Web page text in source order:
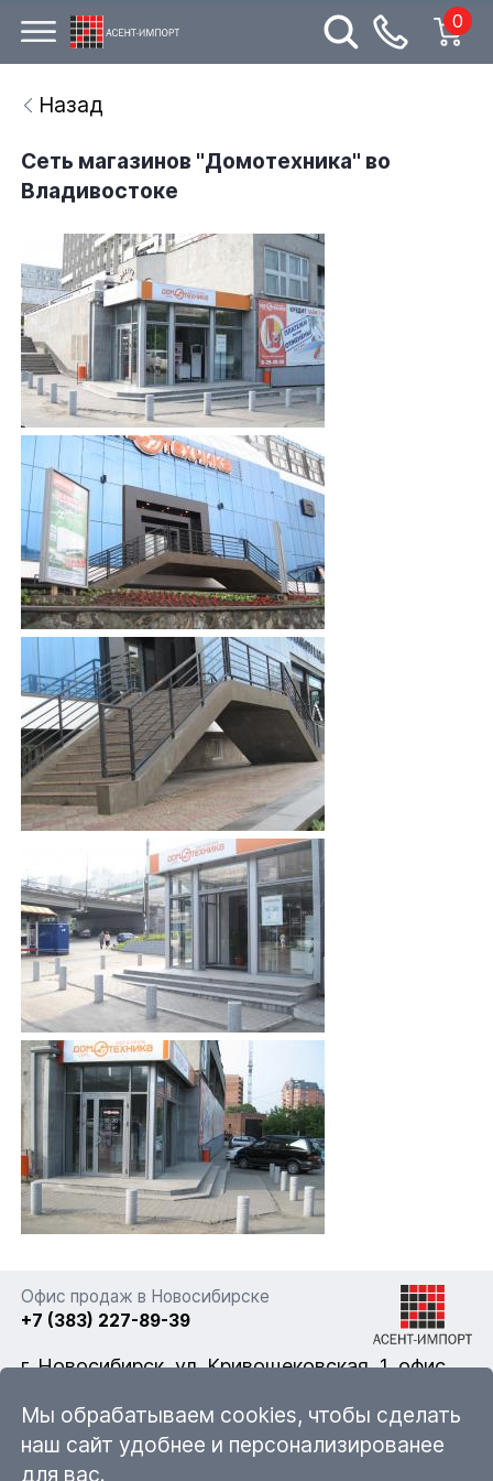
0
Назад
Cеть магазинов "Домотехника" во
Владивостоке
Офис продаж в Новосибирске
+7 (383) 227-89-39
г. Новосибирск, ул. Кривощековская, 1, офис
Мы обрабатываем cookies, чтобы сделать
наш сайт удобнее и персонализированее
для вас.